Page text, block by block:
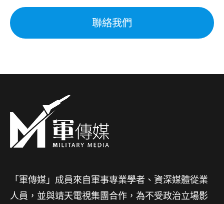
聯絡我們
「軍傳媒」成員來自軍事專業學者、資深媒體從業
人員，並與靖天電視集團合作，為不受政治立場影